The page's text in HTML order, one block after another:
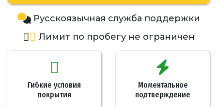
Русскоязычная служба поддержки
Лимит по пробегу не ограничен
Гибкие условия
покрытия
Моментальное
подтверждение